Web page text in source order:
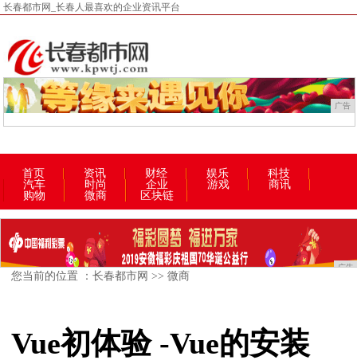
长春都市网_长春人最喜欢的企业资讯平台
广告
首页 资讯 财经 娱乐
科技
汽车
时尚 企业 游戏
商讯
购物
微商 区块链
广告
您当前的位置 ：长春都市网 >>微商
Vue初体验 -Vue的安装